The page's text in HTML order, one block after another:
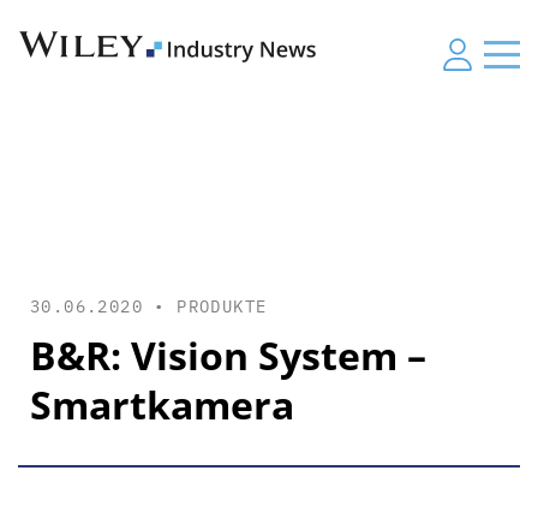
30.06.2020 • PRODUKTE
B&R: Vision System –
Smartkamera